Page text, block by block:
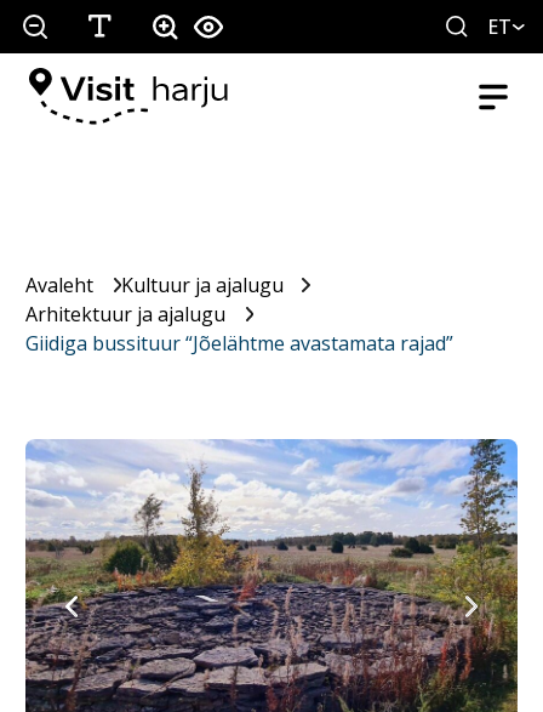
ET
Avaleht
Kultuur ja ajalugu
Arhitektuur ja ajalugu
Giidiga bussituur “Jõelähtme avastamata rajad”